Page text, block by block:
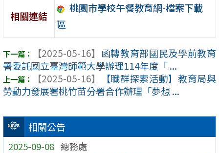
相關公告
2025-09-08 總務處
相關連結
桃園市學校午餐教育網-檔案下載
區
【2025-05-16】 函轉教育部國民及學前教育
署委託國立臺灣師範大學辦理114年度「 ...
【2025-05-16】
【職群探索活動】教育局與
勞動力發展署桃竹苗分署合作辦理「夢想 ...